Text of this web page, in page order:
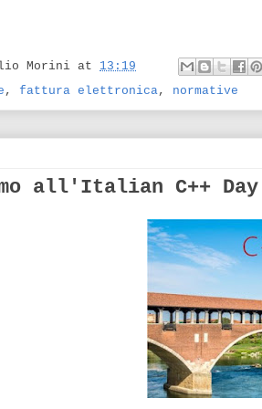
Morini at 13:19
, fattura elettronica, normative
all'Italian C++ Day